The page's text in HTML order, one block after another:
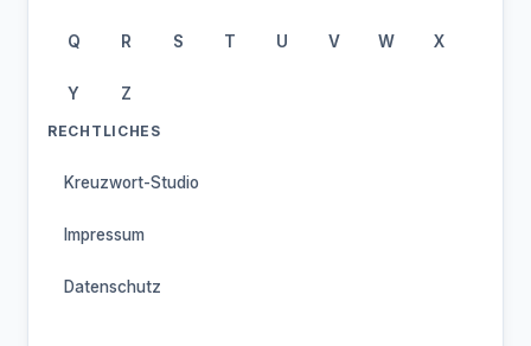
Q R S T U V W X
Y Z
RECHTLICHES
Kreuzwort-Studio
Impressum
Datenschutz